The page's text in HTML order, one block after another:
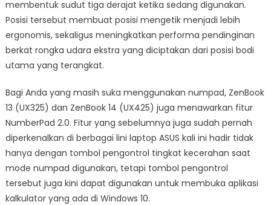
membentuk sudut tiga derajat ketika sedang digunakan.
Posisi tersebut membuat posisi mengetik menjadi lebih
ergonomis, sekaligus meningkatkan performa pendinginan
berkat rongka udara ekstra yang diciptakan dari posisi bodi
utama yang terangkat.
Bagi Anda yang masih suka menggunakan numpad, ZenBook
13 (UX325) dan ZenBook 14 (UX425) juga menawarkan fitur
NumberPad 2.0. Fitur yang sebelumnya juga sudah pernah
diperkenalkan di berbagai lini laptop ASUS kali ini hadir tidak
hanya dengan tombol pengontrol tingkat kecerahan saat
mode numpad digunakan, tetapi tombol pengontrol
tersebut juga kini dapat digunakan untuk membuka aplikasi
kalkulator yang ada di Windows 10.